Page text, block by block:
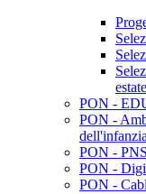
PON -
PON -
dell'infanzia
PON -
PON -
PON -